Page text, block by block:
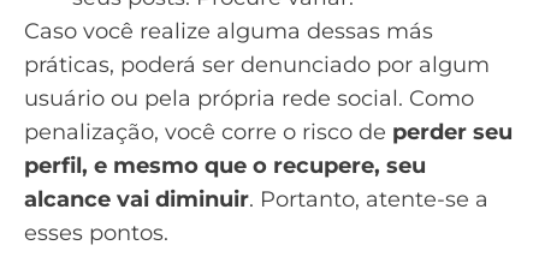
Caso você realize alguma dessas más
práticas, poderá ser denunciado por algum
usuário ou pela própria rede social. Como
penalização, você corre o risco de perder seu
perfil, e mesmo que o recupere, seu
alcance vai diminuir. Portanto, atente-se a
esses pontos.